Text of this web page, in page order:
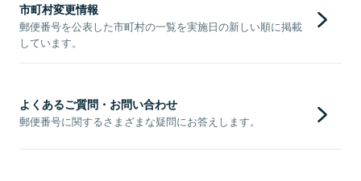
市町村変更情報
郵便番号を公表した市町村の一覧を実施日の新しい順に掲載
しています。
よくあるご質問・お問い合わせ
郵便番号に関するさまざまな疑問にお答えします。